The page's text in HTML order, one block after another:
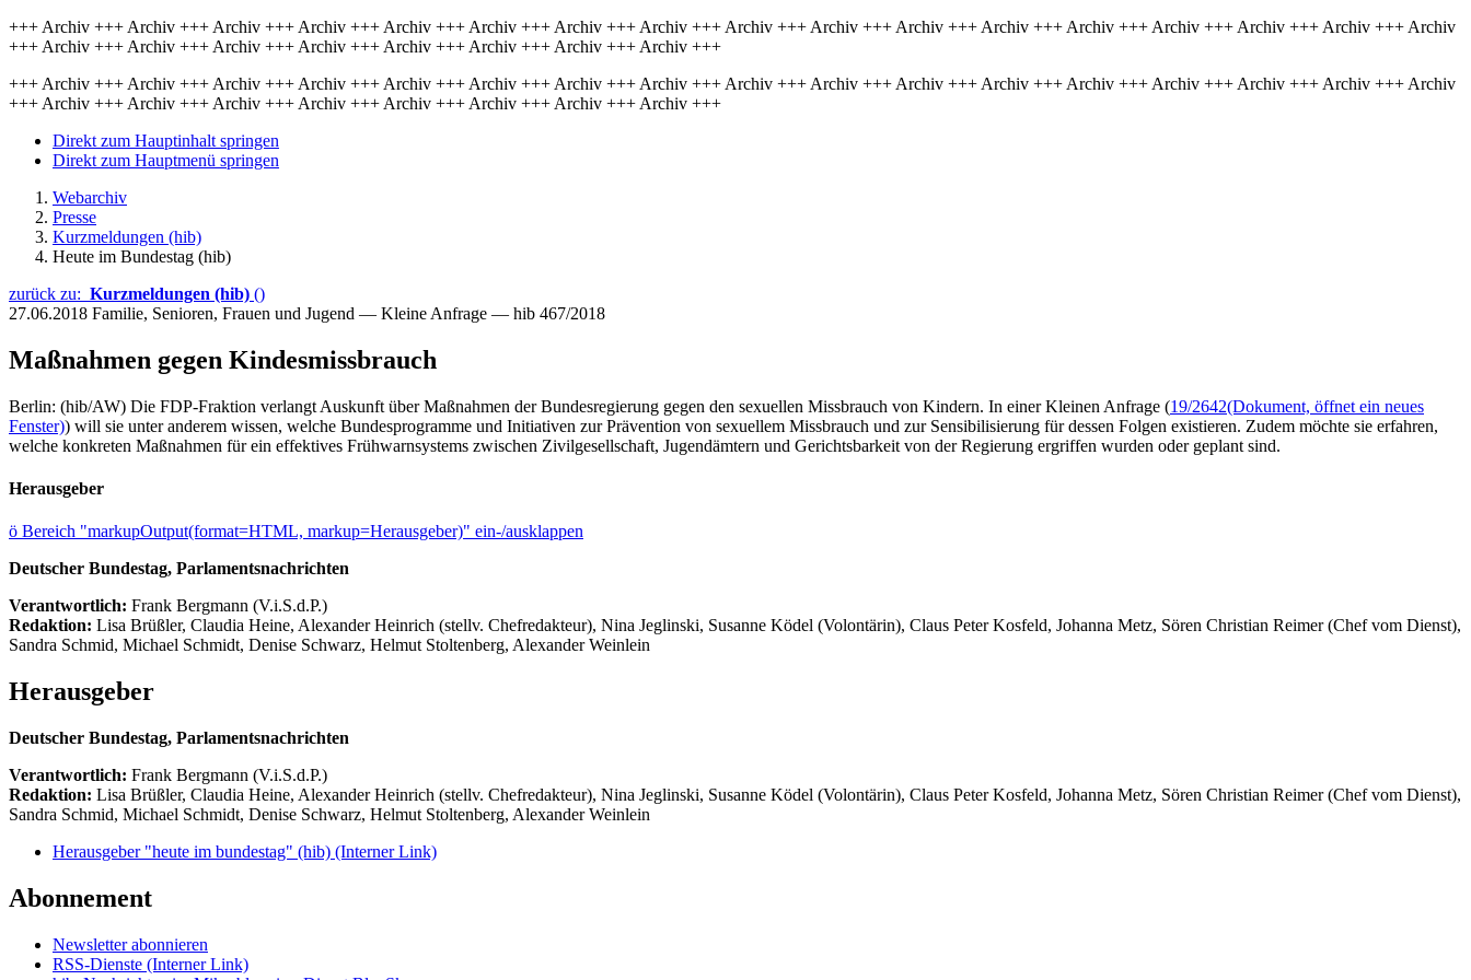
+++ Archiv +++ Archiv +++ Archiv +++ Archiv +++ Archiv +++ Archiv +++ Archiv +++ Archiv +++ Archiv +++ Archiv +++ Archiv +++ Archiv +++ Archiv +++ Archiv +++ Archiv +++ Archiv +++ Archiv
+++ Archiv +++ Archiv +++ Archiv +++ Archiv +++ Archiv +++ Archiv +++ Archiv +++ Archiv +++
+++ Archiv +++ Archiv +++ Archiv +++ Archiv +++ Archiv +++ Archiv +++ Archiv +++ Archiv +++ Archiv +++ Archiv +++ Archiv +++ Archiv +++ Archiv +++ Archiv +++ Archiv +++ Archiv +++ Archiv
+++ Archiv +++ Archiv +++ Archiv +++ Archiv +++ Archiv +++ Archiv +++ Archiv +++ Archiv +++
Direkt zum Hauptinhalt springen
Direkt zum Hauptmenü springen
Webarchiv
Presse
Kurzmeldungen (hib)
Heute im Bundestag (hib)
zurück zu: Kurzmeldungen (hib) ()
27.06.2018 Familie, Senioren, Frauen und Jugend — Kleine Anfrage — hib 467/2018
Maßnahmen gegen Kindesmissbrauch
Berlin: (hib/AW) Die FDP-Fraktion verlangt Auskunft über Maßnahmen der Bundesregierung gegen den sexuellen Missbrauch von Kindern. In einer Kleinen Anfrage (19/2642(Dokument, öffnet ein neues
Fenster)) will sie unter anderem wissen, welche Bundesprogramme und Initiativen zur Prävention von sexuellem Missbrauch und zur Sensibilisierung für dessen Folgen existieren. Zudem möchte sie erfahren,
welche konkreten Maßnahmen für ein effektives Frühwarnsystems zwischen Zivilgesellschaft, Jugendämtern und Gerichtsbarkeit von der Regierung ergriffen wurden oder geplant sind.
Herausgeber
ö Bereich "markupOutput(format=HTML, markup=Herausgeber)" ein-/ausklappen
Deutscher Bundestag, Parlamentsnachrichten
Verantwortlich: Frank Bergmann (V.i.S.d.P.)
Redaktion: Lisa Brüßler, Claudia Heine, Alexander Heinrich (stellv. Chefredakteur), Nina Jeglinski, Susanne Ködel (Volontärin), Claus Peter Kosfeld, Johanna Metz, Sören Christian Reimer (Chef vom Dienst),
Sandra Schmid, Michael Schmidt, Denise Schwarz, Helmut Stoltenberg, Alexander Weinlein
Herausgeber
Deutscher Bundestag, Parlamentsnachrichten
Verantwortlich: Frank Bergmann (V.i.S.d.P.)
Redaktion: Lisa Brüßler, Claudia Heine, Alexander Heinrich (stellv. Chefredakteur), Nina Jeglinski, Susanne Ködel (Volontärin), Claus Peter Kosfeld, Johanna Metz, Sören Christian Reimer (Chef vom Dienst),
Sandra Schmid, Michael Schmidt, Denise Schwarz, Helmut Stoltenberg, Alexander Weinlein
Herausgeber "heute im bundestag" (hib) (Interner Link)
Abonnement
Newsletter abonnieren
RSS-Dienste (Interner Link)